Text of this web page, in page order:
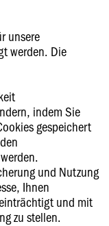
unsere
werden. Die
indem Sie
gespeichert
und Nutzung
Ihnen
und mit
zu stellen.